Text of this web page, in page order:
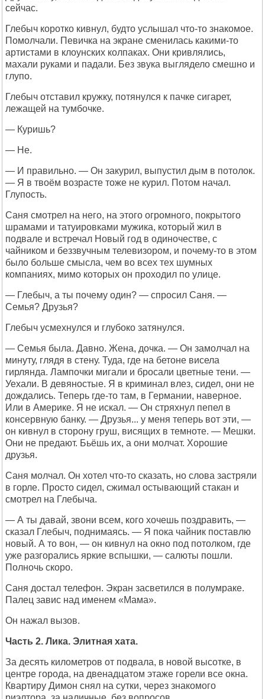
сейчас.
Глебыч коротко кивнул, будто услышал что-то знакомое.
Помолчали. Певичка на экране сменилась какими-то
артистами в клоунских колпаках. Они кривлялись,
махали руками и падали. Без звука выглядело смешно и
глупо.
Глебыч отставил кружку, потянулся к пачке сигарет,
лежащей на тумбочке.
— Куришь?
— Не.
— И правильно. — Он закурил, выпустил дым в потолок.
— Я в твоём возрасте тоже не курил. Потом начал.
Глупость.
Саня смотрел на него, на этого огромного, покрытого
шрамами и татуировками мужика, который жил в
подвале и встречал Новый год в одиночестве, с
чайником и беззвучным телевизором, и почему-то в этом
было больше смысла, чем во всех тех шумных
компаниях, мимо которых он проходил по улице.
— Глебыч, а ты почему один? — спросил Саня. —
Семья? Друзья?
Глебыч усмехнулся и глубоко затянулся.
— Семья была. Давно. Жена, дочка. — Он замолчал на
минуту, глядя в стену. Туда, где на бетоне висела
гирлянда. Лампочки мигали и бросали цветные тени. —
Уехали. В девяностые. Я в криминал влез, сидел, они не
дождались. Теперь где-то там, в Германии, наверное.
Или в Америке. Я не искал. — Он стряхнул пепел в
консервную банку. — Друзья... у меня теперь вот эти, —
он кивнул в сторону груш, висящих в темноте. — Мешки.
Они не предают. Бьёшь их, а они молчат. Хорошие
друзья.
Саня молчал. Он хотел что-то сказать, но слова застряли
в горле. Просто сидел, сжимал остывающий стакан и
смотрел на Глебыча.
— А ты давай, звони всем, кого хочешь поздравить, —
сказал Глебыч, поднимаясь. — Я пока чайник поставлю
новый. А то вон, — он кивнул на окно под потолком, где
уже разгорались яркие вспышки, — салюты пошли.
Полночь скоро.
Саня достал телефон. Экран засветился в полумраке.
Палец завис над именем «Мама».
Он нажал вызов.
Часть 2. Лика. Элитная хата.
За десять километров от подвала, в новой высотке, в
центре города, на двенадцатом этаже горели все окна.
Квартиру Димон снял на сутки, через знакомого